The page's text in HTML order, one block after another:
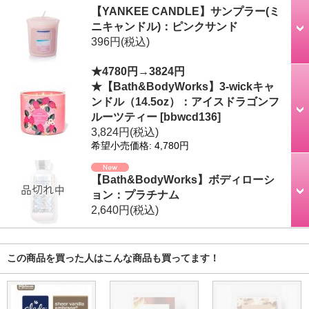
【YANKEE CANDLE】サンプラー(ミ
ニキャンドル)：ピンクサンド
396円(税込)
★4780円→3824円
★【Bath&BodyWorks】3-wickキャ
ンドル（14.5oz）：アイスドラゴンフ
ルーツティー [bbwcd136]
3,824円(税込)
希望小売価格: 4,780円
【Bath&BodyWorks】ボディローシ
ョン：プラチナム
2,640円(税込)
この商品を買った人はこんな商品も買ってます！